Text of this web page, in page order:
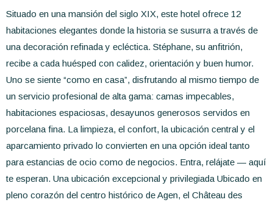
Situado en una mansión del siglo XIX, este hotel ofrece 12
habitaciones elegantes donde la historia se susurra a través de
una decoración refinada y ecléctica. Stéphane, su anfitrión,
recibe a cada huésped con calidez, orientación y buen humor.
Uno se siente “como en casa”, disfrutando al mismo tiempo de
un servicio profesional de alta gama: camas impecables,
habitaciones espaciosas, desayunos generosos servidos en
porcelana fina. La limpieza, el confort, la ubicación central y el
aparcamiento privado lo convierten en una opción ideal tanto
para estancias de ocio como de negocios. Entra, relájate — aquí
te esperan. Una ubicación excepcional y privilegiada Ubicado en
pleno corazón del centro histórico de Agen, el Château des